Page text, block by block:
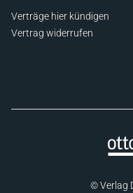
Verträge hier kündigen
Vertrag widerrufen
© Verlag